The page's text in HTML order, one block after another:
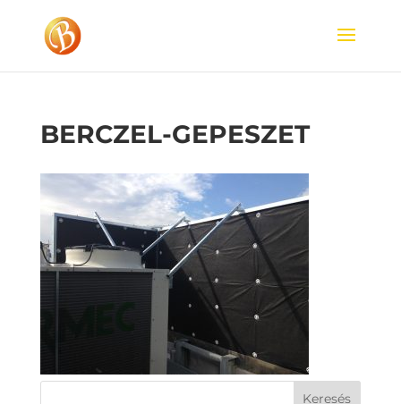
BERCZEL-GEPESZET